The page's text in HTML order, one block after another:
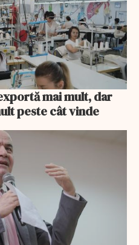
mai mult, dar
peste cât vinde